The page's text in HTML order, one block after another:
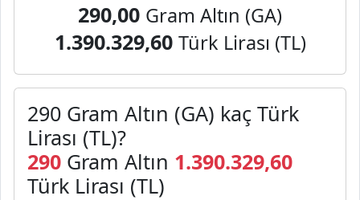
290,00 Gram Altın (GA)
1.390.329,60 Türk Lirası (TL)
290 Gram Altın (GA) kaç Türk
Lirası (TL)?
290 Gram Altın 1.390.329,60
Türk Lirası (TL)